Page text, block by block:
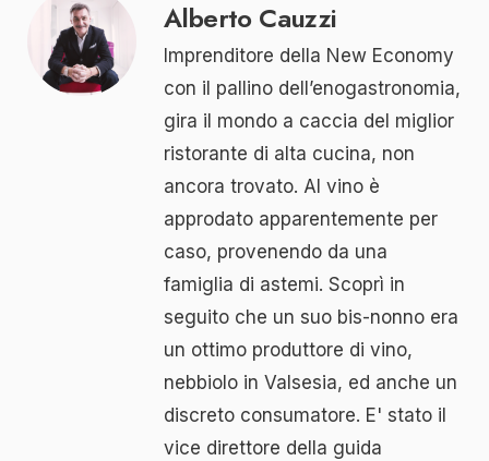
Alberto Cauzzi
Imprenditore della New Economy
con il pallino dell’enogastronomia,
gira il mondo a caccia del miglior
ristorante di alta cucina, non
ancora trovato. Al vino è
approdato apparentemente per
caso, provenendo da una
famiglia di astemi. Scoprì in
seguito che un suo bis-nonno era
un ottimo produttore di vino,
nebbiolo in Valsesia, ed anche un
discreto consumatore. E' stato il
vice direttore della guida